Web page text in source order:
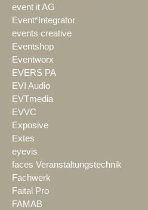
event it AG
Event*Integrator
events creative
Eventshop
Eventworx
EVERS PA
EVI Audio
EVTmedia
EVVC
Exposive
Extes
eyevis
faces Veranstaltungstechnik
Fachwerk
Faital Pro
FAMAB